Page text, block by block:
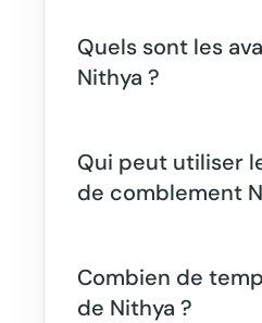
Quels sont les
Nithya ?
Qui peut utiliser
de comblement
Combien de
de Nithya ?